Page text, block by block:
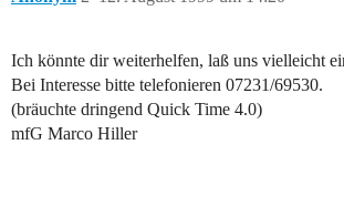
Ich könnte dir weiterhelfen, laß uns vielleicht
Bei Interesse bitte telefonieren 07231/69530.
(bräuchte dringend Quick Time 4.0)
mfG Marco Hiller